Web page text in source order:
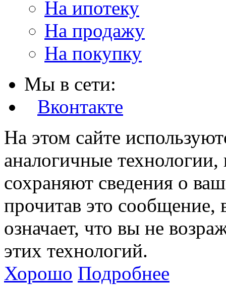
На ипотеку
На продажу
На покупку
Мы в сети:
Вконтакте
На этом сайте
аналогичные технологии,
сохраняют сведения о
прочитав это сообщение,
означает, что вы не
этих технологий.
Хорошо Подробнее